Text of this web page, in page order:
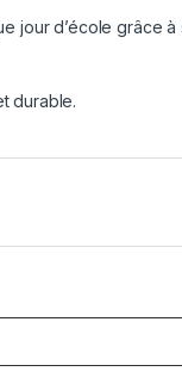
jour d’école grâce
durable.